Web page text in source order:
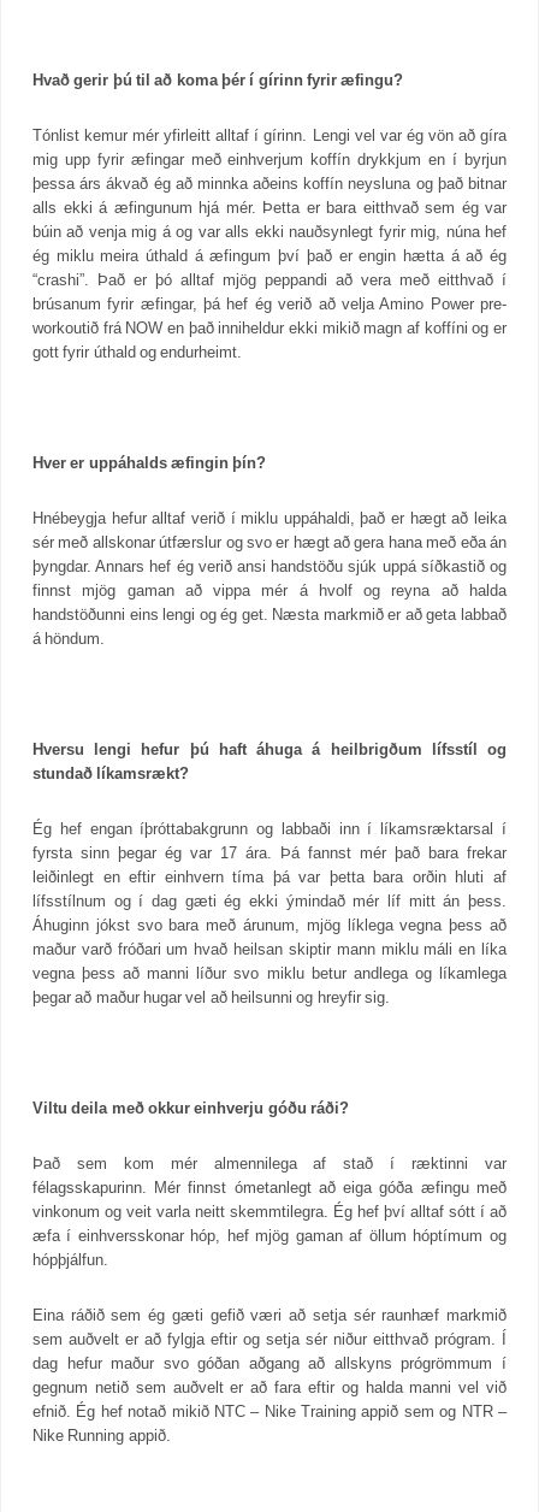
Hvað gerir þú til að koma þér í gírinn fyrir æfingu?
Tónlist kemur mér yfirleitt alltaf í gírinn. Lengi vel var ég vön að gíra
mig upp fyrir æfingar með einhverjum koffín drykkjum en í byrjun
þessa árs ákvað ég að minnka aðeins koffín neysluna og það bitnar
alls ekki á æfingunum hjá mér. Þetta er bara eitthvað sem ég var
búin að venja mig á og var alls ekki nauðsynlegt fyrir mig, núna hef
ég miklu meira úthald á æfingum því það er engin hætta á að ég
“crashi”. Það er þó alltaf mjög peppandi að vera með eitthvað í
brúsanum fyrir æfingar, þá hef ég verið að velja Amino Power pre-
workoutið frá NOW en það inniheldur ekki mikið magn af koffíni og er
gott fyrir úthald og endurheimt.
Hver er uppáhalds æfingin þín?
Hnébeygja hefur alltaf verið í miklu uppáhaldi, það er hægt að leika
sér með allskonar útfærslur og svo er hægt að gera hana með eða án
þyngdar. Annars hef ég verið ansi handstöðu sjúk uppá síðkastið og
finnst mjög gaman að vippa mér á hvolf og reyna að halda
handstöðunni eins lengi og ég get. Næsta markmið er að geta labbað
á höndum.
Hversu lengi hefur þú haft áhuga á heilbrigðum lífsstíl og
stundað líkamsrækt?
Ég hef engan íþróttabakgrunn og labbaði inn í líkamsræktarsal í
fyrsta sinn þegar ég var 17 ára. Þá fannst mér það bara frekar
leiðinlegt en eftir einhvern tíma þá var þetta bara orðin hluti af
lífsstílnum og í dag gæti ég ekki ýmindað mér líf mitt án þess.
Áhuginn jókst svo bara með árunum, mjög líklega vegna þess að
maður varð fróðari um hvað heilsan skiptir mann miklu máli en líka
vegna þess að manni líður svo miklu betur andlega og líkamlega
þegar að maður hugar vel að heilsunni og hreyfir sig.
Viltu deila með okkur einhverju góðu ráði?
Það sem kom mér almennilega af stað í ræktinni var
félagsskapurinn. Mér finnst ómetanlegt að eiga góða æfingu með
vinkonum og veit varla neitt skemmtilegra. Ég hef því alltaf sótt í að
æfa í einhversskonar hóp, hef mjög gaman af öllum hóptímum og
hópþjálfun.
Eina ráðið sem ég gæti gefið væri að setja sér raunhæf markmið
sem auðvelt er að fylgja eftir og setja sér niður eitthvað prógram. Í
dag hefur maður svo góðan aðgang að allskyns prógrömmum í
gegnum netið sem auðvelt er að fara eftir og halda manni vel við
efnið. Ég hef notað mikið NTC – Nike Training appið sem og NTR –
Nike Running appið.